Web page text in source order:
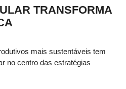
TRANSFORMA
mais sustentáveis tem
no centro das estratégias